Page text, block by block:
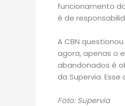
funcionamento
é de
A CBN
agora, apenas o
abandonados é
da Supervia.
Foto: Supervia